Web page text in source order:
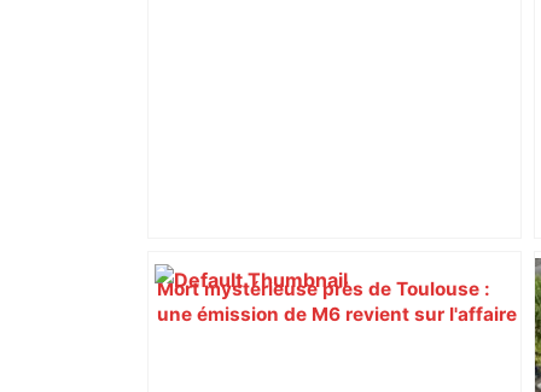
Mort mystérieuse près de Toulouse :
une émission de M6 revient sur l'affaire